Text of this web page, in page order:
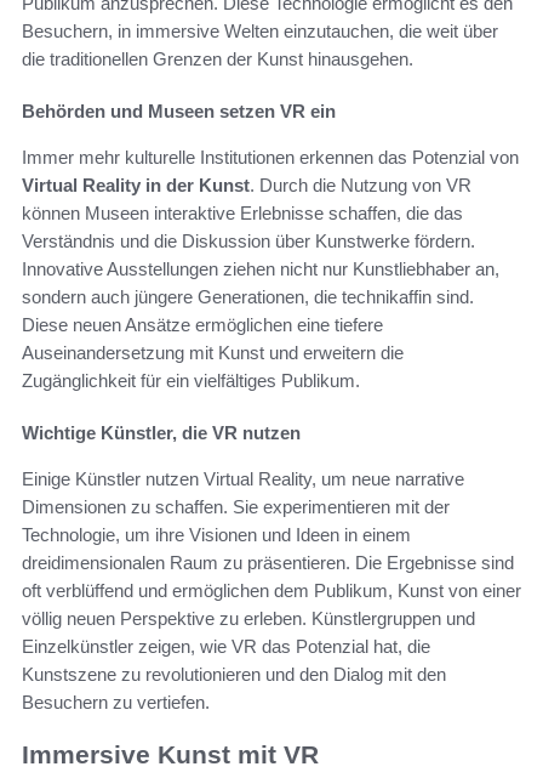
Besuchern, in immersive Welten einzutauchen, die weit über
die traditionellen Grenzen der Kunst hinausgehen.
Behörden und Museen setzen VR ein
Immer mehr kulturelle Institutionen erkennen das Potenzial von
Virtual Reality in der Kunst. Durch die Nutzung von VR
können Museen interaktive Erlebnisse schaffen, die das
Verständnis und die Diskussion über Kunstwerke fördern.
Innovative Ausstellungen ziehen nicht nur Kunstliebhaber an,
sondern auch jüngere Generationen, die technikaffin sind.
Diese neuen Ansätze ermöglichen eine tiefere
Auseinandersetzung mit Kunst und erweitern die
Zugänglichkeit für ein vielfältiges Publikum.
Wichtige Künstler, die VR nutzen
Einige Künstler nutzen Virtual Reality, um neue narrative
Dimensionen zu schaffen. Sie experimentieren mit der
Technologie, um ihre Visionen und Ideen in einem
dreidimensionalen Raum zu präsentieren. Die Ergebnisse sind
oft verblüffend und ermöglichen dem Publikum, Kunst von einer
völlig neuen Perspektive zu erleben. Künstlergruppen und
Einzelkünstler zeigen, wie VR das Potenzial hat, die
Kunstszene zu revolutionieren und den Dialog mit den
Besuchern zu vertiefen.
Immersive Kunst mit VR